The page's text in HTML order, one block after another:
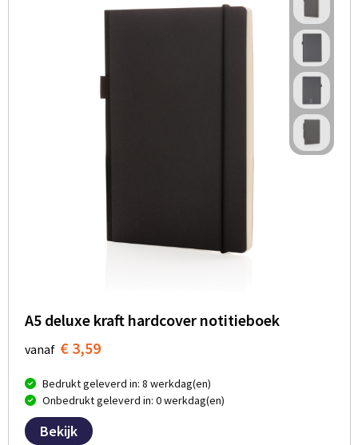
A5 deluxe kraft hardcover notitieboek
vanaf € 3,59
Bedrukt geleverd in: 8 werkdag(en)
Onbedrukt geleverd in: 0 werkdag(en)
Bekijk